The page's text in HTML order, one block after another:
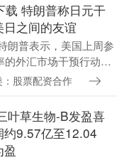
特朗普称日元干
之间的友谊
朗普表示，美国上周参
的外汇市场干预行动，
，并表示他预计华盛
：股票配资合作
叶草生物-B发盈喜
约9.57亿至12.04